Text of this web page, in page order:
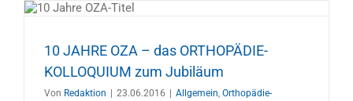
10 JAHRE OZA – das ORTHOPÄDIE-
KOLLOQUIUM zum Jubiläum
Von Redaktion 23.06.2016 Allgemein, Orthopädie-